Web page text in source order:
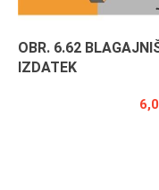
OBR. 6.62
IZDATEK